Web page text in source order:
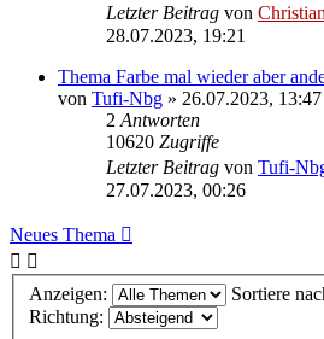
Letzter Beitrag von
28.07.2023, 19:21
Thema Farbe mal wieder aber
von Tufi-Nbg » 26.07.2023, 13:47
2Antworten
10620 Zugriffe
Letzter Beitrag von Tufi-
27.07.2023, 00:26
Neues Thema
Anzeigen:
Sortiere
Richtung: